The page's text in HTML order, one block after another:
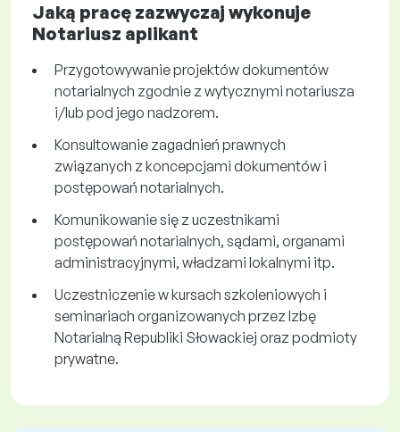
Jaką pracę zazwyczaj wykonuje
Notariusz aplikant
Przygotowywanie projektów dokumentów
notarialnych zgodnie z wytycznymi notariusza
i/lub pod jego nadzorem.
Konsultowanie zagadnień prawnych
związanych z koncepcjami dokumentów i
postępowań notarialnych.
Komunikowanie się z uczestnikami
postępowań notarialnych, sądami, organami
administracyjnymi, władzami lokalnymi itp.
Uczestniczenie w kursach szkoleniowych i
seminariach organizowanych przez Izbę
Notarialną Republiki Słowackiej oraz podmioty
prywatne.